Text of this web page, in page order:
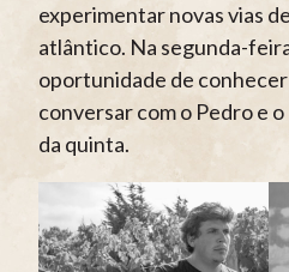
experimentar novas vias
atlântico. Na segunda-
oportunidade de
conversar com o Pedro e
da quinta.